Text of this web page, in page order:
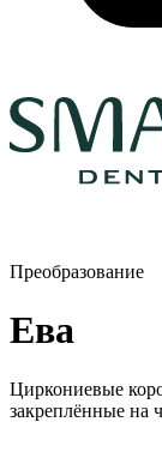
Преобразование
Ева
Циркониевые
закреплённые на